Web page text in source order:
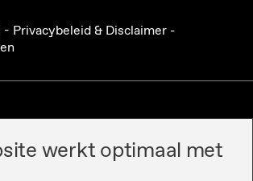
- Privacybeleid & Disclaimer -
werkt optimaal met